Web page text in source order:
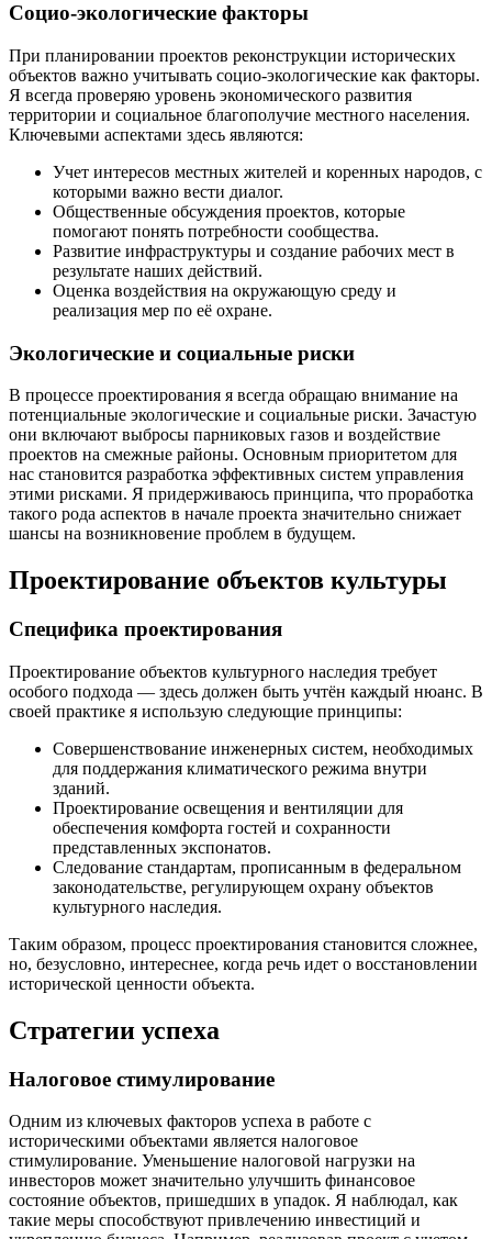
Социо-экологические факторы
При планировании проектов реконструкции исторических
объектов важно учитывать социо-экологические как факторы.
Я всегда проверяю уровень экономического развития
территории и социальное благополучие местного населения.
Ключевыми аспектами здесь являются:
Учет интересов местных жителей и коренных народов, с
которыми важно вести диалог.
Общественные обсуждения проектов, которые
помогают понять потребности сообщества.
Развитие инфраструктуры и создание рабочих мест в
результате наших действий.
Оценка воздействия на окружающую среду и
реализация мер по её охране.
Экологические и социальные риски
В процессе проектирования я всегда обращаю внимание на
потенциальные экологические и социальные риски. Зачастую
они включают выбросы парниковых газов и воздействие
проектов на смежные районы. Основным приоритетом для
нас становится разработка эффективных систем управления
этими рисками. Я придерживаюсь принципа, что проработка
такого рода аспектов в начале проекта значительно снижает
шансы на возникновение проблем в будущем.
Проектирование объектов культуры
Специфика проектирования
Проектирование объектов культурного наследия требует
особого подхода — здесь должен быть учтён каждый нюанс. В
своей практике я использую следующие принципы:
Совершенствование инженерных систем, необходимых
для поддержания климатического режима внутри
зданий.
Проектирование освещения и вентиляции для
обеспечения комфорта гостей и сохранности
представленных экспонатов.
Следование стандартам, прописанным в федеральном
законодательстве, регулирующем охрану объектов
культурного наследия.
Таким образом, процесс проектирования становится сложнее,
но, безусловно, интереснее, когда речь идет о восстановлении
исторической ценности объекта.
Стратегии успеха
Налоговое стимулирование
Одним из ключевых факторов успеха в работе с
историческими объектами является налоговое
стимулирование. Уменьшение налоговой нагрузки на
инвесторов может значительно улучшить финансовое
состояние объектов, пришедших в упадок. Я наблюдал, как
такие меры способствуют привлечению инвестиций и